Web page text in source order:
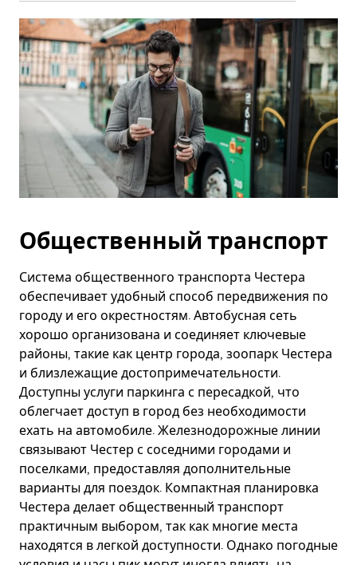
Общественный транспорт
Система общественного транспорта Честера
обеспечивает удобный способ передвижения по
городу и его окрестностям. Автобусная сеть
хорошо организована и соединяет ключевые
районы, такие как центр города, зоопарк Честера
и близлежащие достопримечательности.
Доступны услуги паркинга с пересадкой, что
облегчает доступ в город без необходимости
ехать на автомобиле. Железнодорожные линии
связывают Честер с соседними городами и
поселками, предоставляя дополнительные
варианты для поездок. Компактная планировка
Честера делает общественный транспорт
практичным выбором, так как многие места
находятся в легкой доступности. Однако погодные